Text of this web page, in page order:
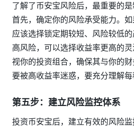
了解了币安宝风险后，最重要的是
首先，确定你的风险承受能力。如
应该选择锁定期较短、风险较低
高风险，可以选择收益率更高的
视你的投资组合，确保其与你的
要被高收益率迷惑，要充分理解每
第五步：建立风险监控体系
投资币安宝后，建立有效的风险